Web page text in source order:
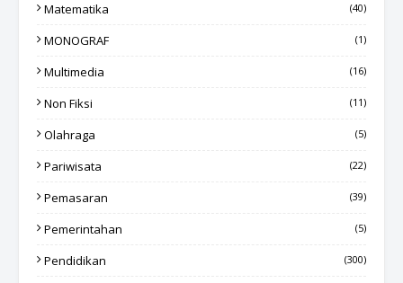
Matematika (40)
MONOGRAF (1)
Multimedia (16)
Non Fiksi (11)
Olahraga (5)
Pariwisata (22)
Pemasaran (39)
Pemerintahan (5)
Pendidikan (300)